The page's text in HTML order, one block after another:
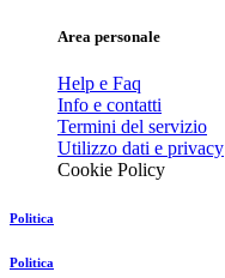
Area personale
Help e Faq
Info e contatti
Termini del servizio
Utilizzo dati e privacy
Cookie Policy
Politica
Politica